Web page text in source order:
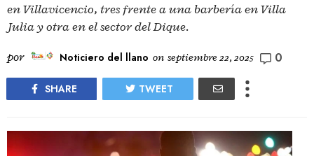
en Villavicencio, tres frente a una barbería en Villa
Julia y otra en el sector del Dique.
por Noticiero del llano on septiembre 22, 2025 0
SHARE TWEET